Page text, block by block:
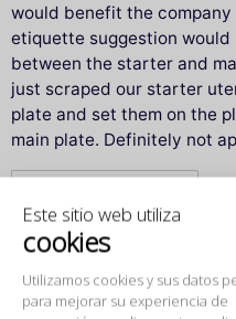
Este sitio web utiliza
cookies
Utilizamos cookies y sus datos
para mejorar su experiencia de
would benefit the company
etiquette suggestion
between the starter and
just scraped our starter
plate and set them on the
main plate. Definitely not
publicado hace más de un año